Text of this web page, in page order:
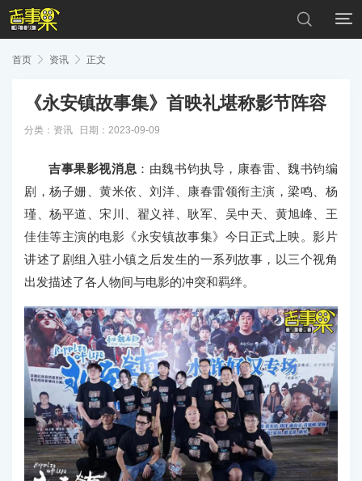


首页  资讯  正文
《永安镇故事集》首映礼堪称影节阵容
分类： 资讯 日期：2023-09-09
吉事果影视消息 ：由魏书钧执导，康春雷、魏书钧编
剧，杨子姗、黄米依、刘洋、康春雷领衔主演，梁鸣、杨
瑾、杨平道、宋川、翟义祥、耿军、吴中天、黄旭峰、王
佳佳等主演的电影《永安镇故事集》今日正式上映。影片
讲述了剧组入驻小镇之后发生的一系列故事，以三个视角
出发描述了各人物间与电影的冲突和羁绊。